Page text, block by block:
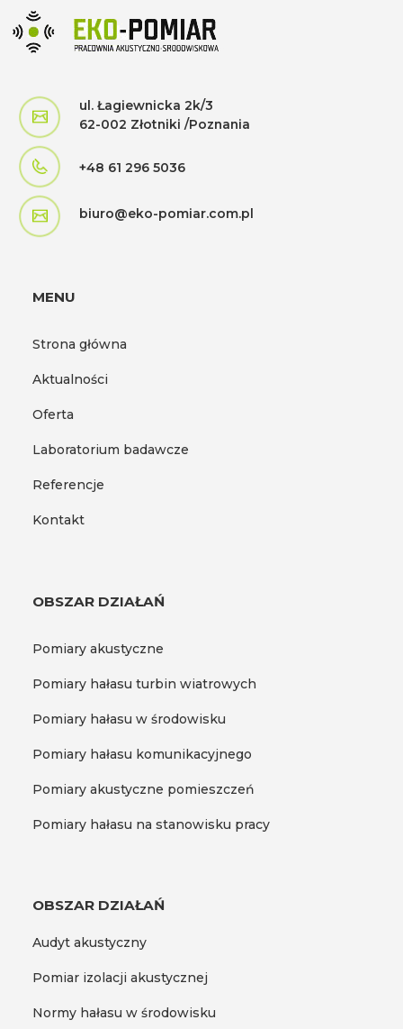
ul. Łagiewnicka 2k/3
62-002 Złotniki /Poznania
+48 61 296 5036
biuro@eko-pomiar.com.pl
MENU
Strona główna
Aktualności
Oferta
Laboratorium badawcze
Referencje
Kontakt
OBSZAR DZIAŁAŃ
Pomiary akustyczne
Pomiary hałasu turbin wiatrowych
Pomiary hałasu w środowisku
Pomiary hałasu komunikacyjnego
Pomiary akustyczne pomieszczeń
Pomiary hałasu na stanowisku pracy
OBSZAR DZIAŁAŃ
Audyt akustyczny
Pomiar izolacji akustycznej
Normy hałasu w środowisku